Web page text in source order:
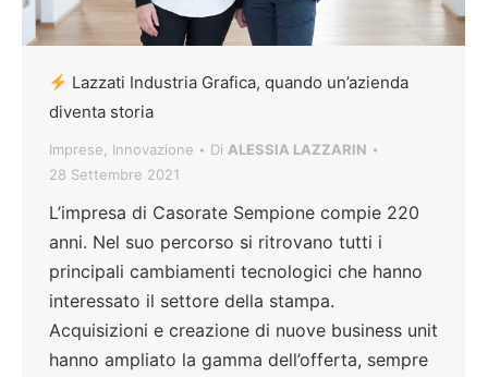
Lazzati Industria Grafica, quando un’azienda
diventa storia
Imprese Innovazione Di ALESSIA LAZZARIN
28 Settembre 2021
L’impresa di Casorate Sempione compie 220
anni. Nel suo percorso si ritrovano tutti i
principali cambiamenti tecnologici che hanno
interessato il settore della stampa.
Acquisizioni e creazione di nuove business unit
hanno ampliato la gamma dell’offerta, sempre